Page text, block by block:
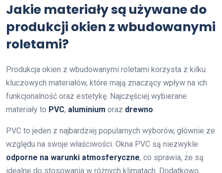
Jakie materiały są używane do
produkcji okien z wbudowanymi
roletami?
Produkcja okien z wbudowanymi roletami korzysta z kilku
kluczowych materiałów, które mają znaczący wpływ na ich
funkcjonalność oraz estetykę. Najczęściej wybierane
materiały to PVC, aluminium oraz drewno
PVC to jeden z najbardziej popularnych wyborów, głównie ze
względu na swoje właściwości. Okna PVC są niezwykle
odporne na warunki atmosferyczne, co sprawia, że są
idealne do stosowania w różnych klimatach. Dodatkowo,